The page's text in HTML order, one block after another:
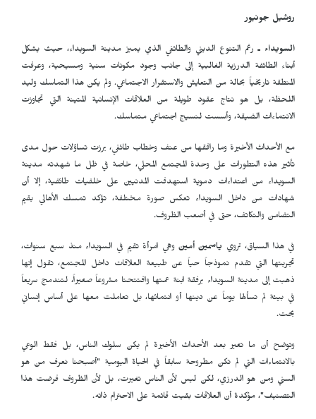
روشيل جونيور
السويداء ـ رغم التنوع الديني والطائفي الذي يميز مدينة السويداء، حيث يشكل
أبناء الطائفة الدرزية الغالبية إلى جانب وجود مكونات سنية ومسيحية، وعرفت
المنطقة تاريخياً بحالة من التعايش والاستقرار الاجتماعي. ولم يكن هذا التماسك وليد
اللحظة، بل هو نتاج عقود طويلة من العلاقات الإنسانية المتينة التي تجاوزت
الانتماءات الضيقة، وأسست لنسيج اجتماعي متماسك.
مع الأحداث الأخيرة وما رافقها من عنف وخطاب طائفي، برزت تساؤلات حول مدى
تأثير هذه التطورات على وحدة المجتمع المحلي، خاصة في ظل ما شهدته مدينة
السويداء من اعتداءات دموية استهدفت المدنيين على خلفيات طائفية، إلا أن
شهادات من داخل السويداء تعكس صورة مختلفة، تؤكد تمسك الأهالي بقيم
التضامن والتكاتف، حتى في أصعب الظروف.
في هذا السياق، تروي ياسمين أمينوهي امرأة تقيم في السويداء منذ سبع سنوات،
تجربتها التي تقدم نموذجاً حياً عن طبيعة العلاقات داخل المجتمع، تقول إنها
ذهبت إلى مدينة السويداء برفقة ابنة عمتها وافتتحتا مشروعاً صغيراً، لتندمج سريعاً
في بيئة لم تسألها يوماً عن دينها أو انتمائها، بل تعاملت معها على أساس إنساني
بحت.
وتوضح أن ما تغير بعد الأحداث الأخيرة لم يكن سلوك الناس، بل فقط الوعي
بالانتماءات التي لم تكن مطروحة سابقاً في الحياة اليومية "أصبحنا نعرف من هو
السني ومن هو الدرزي، لكن ليس لأن الناس تغيرت، بل لأن الظروف فرضت هذا
التصنيف"، مؤكدة أن العلاقات بقيت قائمة على الاحترام ذاته.